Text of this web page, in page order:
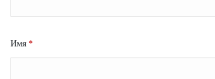
Имя *